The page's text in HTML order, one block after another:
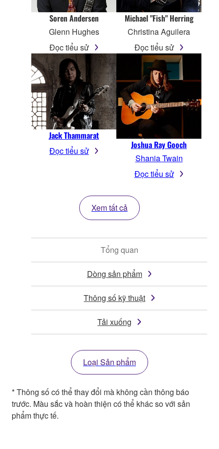
Soren Andersen
Glenn Hughes
Đọc tiểu sử
Michael "Fish" Herring
Christina Aguilera
Đọc tiểu sử
Jack Thammarat
Đọc tiểu sử
Joshua Ray Gooch
Shania Twain
Đọc tiểu sử
Xem tất cả
Tổng quan
Dòng sản phẩm
Thông số kỹ thuật
Tải xuống
Loại Sản phẩm
* Thông số có thể thay đổi mà không cần thông báo
trước. Màu sắc và hoàn thiện có thể khác so với sản
phẩm thực tế.